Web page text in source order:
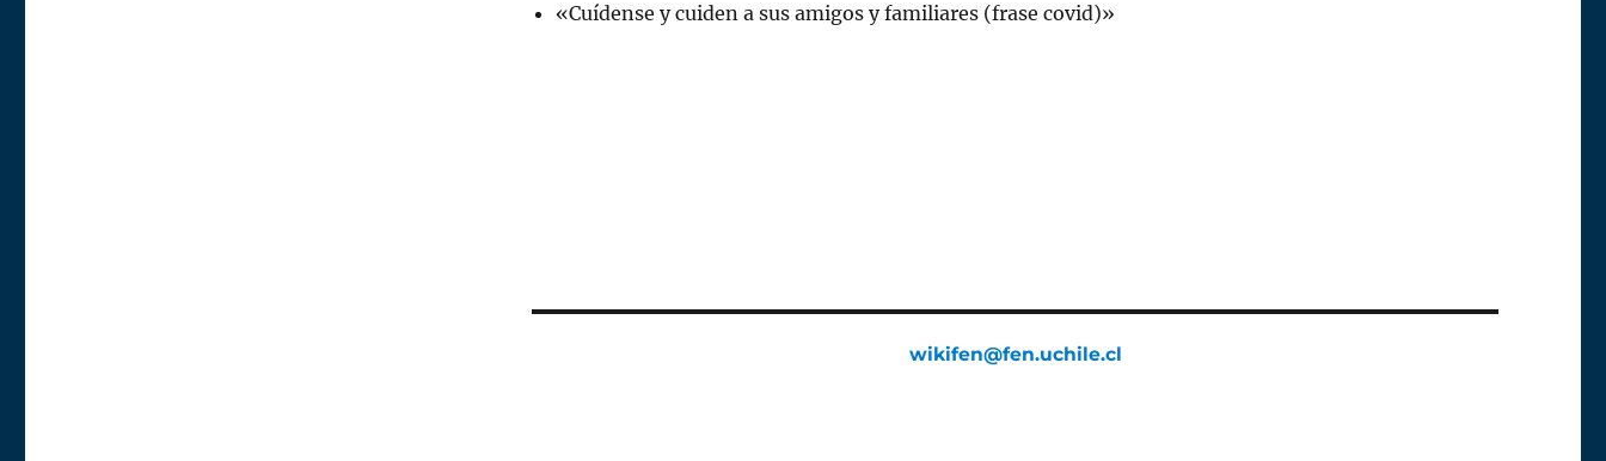
«Cuídense y cuiden a sus amigos y familiares (frase covid)»
wikifen@fen.uchile.cl